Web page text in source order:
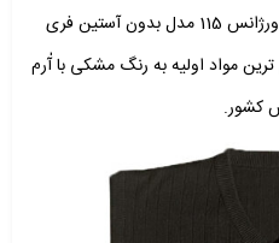
پلیور بافت (ژیله) بدون آستین فرم اورژانس 115 مدل بدون آستین فری
مواد اولیه به رنگ مشکی با آٰرم
کشور.